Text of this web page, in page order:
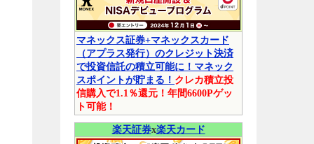
マネックス証券+マネックスカード
（アプラス発行）のクレジット決済
で投資信託の積立可能に！マネック
スポイントが貯まる！ クレカ積立投
信購入で1.1％還元！年間6600Pゲッ
ト可能！
楽天証券x楽天カード